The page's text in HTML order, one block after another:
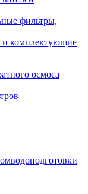
фильтры,
и комплектующие
осмоса